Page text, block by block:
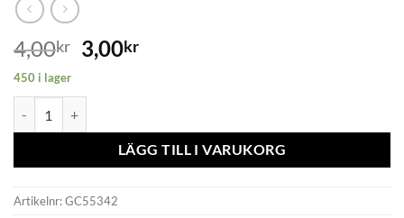
4,00kr 3,00kr
450 i lager
LÄGG TILL I VARUKORG
Artikelnr:GC55342